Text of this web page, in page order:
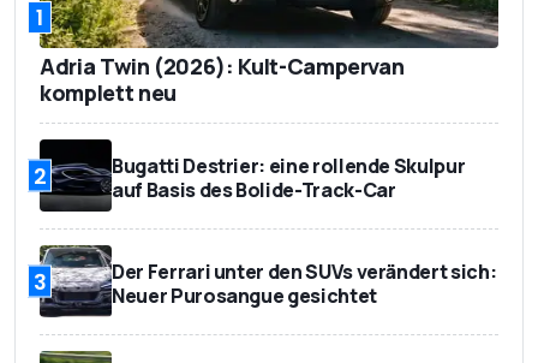
1
Adria Twin (2026): Kult-Campervan
komplett neu
2
Bugatti Destrier: eine rollende Skulpur
auf Basis des Bolide-Track-Car
3
Der Ferrari unter den SUVs verändert sich:
Neuer Purosangue gesichtet